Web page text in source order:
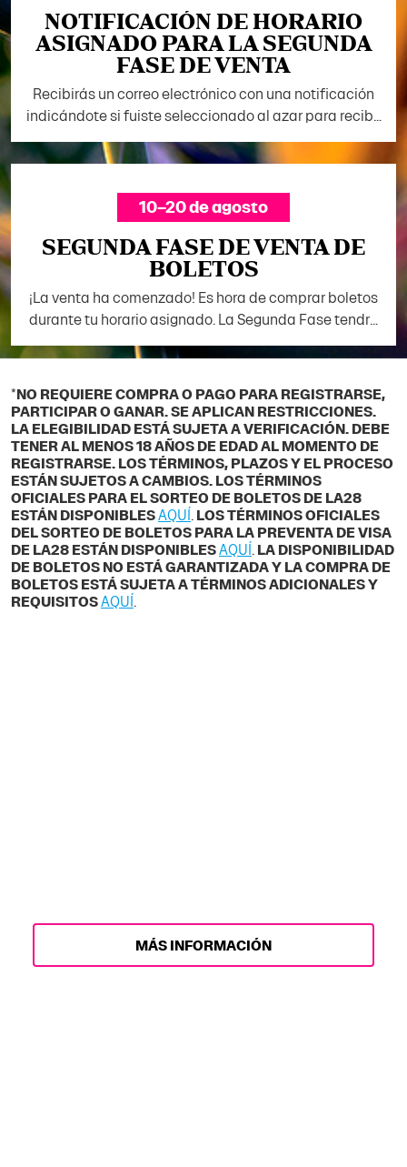
NOTIFICACIÓN DE HORARIO
ASIGNADO PARA LA SEGUNDA
FASE DE VENTA
Recibirás un correo electrónico con una notificación
indicándote si fuiste seleccionado al azar para recibir
Si te asignan un horario asignado para la Segunda
sobre la fecha, la hora y la duración de tu horario
asignado.
10–20 de agosto
SEGUNDA FASE DE VENTA DE
BOLETOS
¡La venta ha comenzado! Es hora de comprar boletos
durante tu horario asignado. La Segunda Fase tendrá
Accessible, hasta agotar existencias*.
*NO REQUIERE COMPRA O PAGO PARA REGISTRARSE,
PARTICIPAR O GANAR. SE APLICAN RESTRICCIONES.
LA ELEGIBILIDAD ESTÁ SUJETA A VERIFICACIÓN. DEBE
TENER AL MENOS 18 AÑOS DE EDAD AL MOMENTO DE
REGISTRARSE. LOS TÉRMINOS, PLAZOS Y EL PROCESO
ESTÁN SUJETOS A CAMBIOS. LOS TÉRMINOS
OFICIALES PARA EL SORTEO DE BOLETOS DE LA28
ESTÁN DISPONIBLESAQUÍ . LOS TÉRMINOS OFICIALES
DEL SORTEO DE BOLETOS PARA LA PREVENTA DE VISA
DE LA28 ESTÁN DISPONIBLESAQUÍ . LA DISPONIBILIDAD
DE BOLETOS NO ESTÁ GARANTIZADA Y LA COMPRA DE
BOLETOS ESTÁ SUJETA A TÉRMINOS ADICIONALES Y
REQUISITOSAQUÍ .
MÁS INFORMACIÓN